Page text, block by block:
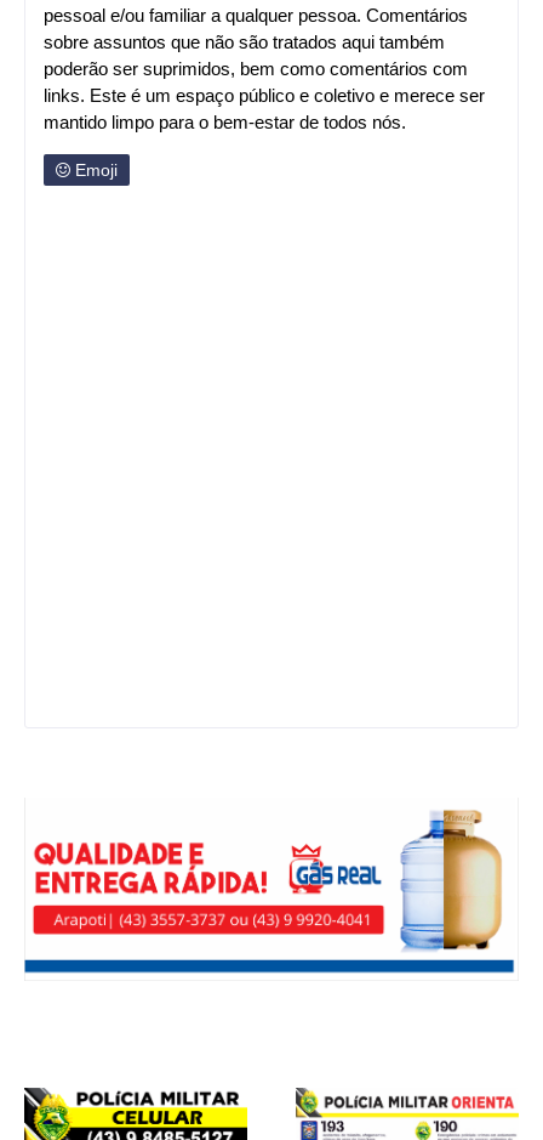
pessoal e/ou familiar a qualquer pessoa. Comentários
sobre assuntos que não são tratados aqui também
poderão ser suprimidos, bem como comentários com
links. Este é um espaço público e coletivo e merece ser
mantido limpo para o bem-estar de todos nós.
Emoji